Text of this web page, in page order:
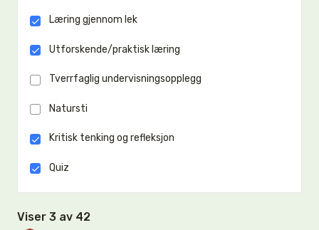
Læring gjennom lek
Utforskende/praktisk læring
Tverrfaglig undervisningsopplegg
Natursti
Kritisk tenking og refleksjon
Quiz
Viser 3 av 42